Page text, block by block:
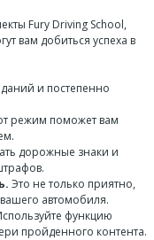
Fury Driving School,
вам добиться успеха в
и постепенно
режим поможет вам
дорожные знаки и
Это не только приятно,
автомобиля.
функцию
пройденного контента.